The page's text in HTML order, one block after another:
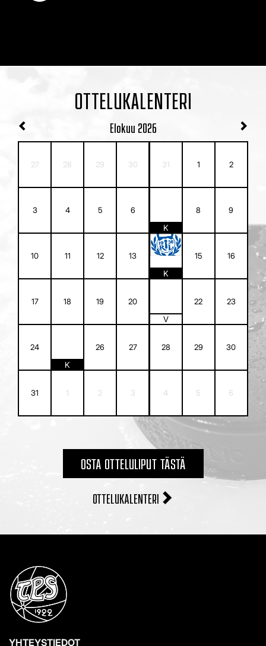
OTTELUKALENTERI
Elokuu 2026
27 28 29 30 31 1 2
3 4 5 6
K
8 9
10 11 12 13
14
K
15 16
17 18 19 20
V
22 23
24
K
26 27 28 29 30
31 1 2 3 4 5 6
OSTA OTTELULIPUT TÄSTÄ
OTTELUKALENTERI
YHTEYSTIEDOT